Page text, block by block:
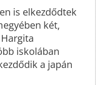
is elkezdődtek
két,
iskolában
a japán